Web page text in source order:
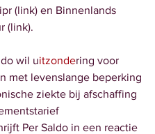
(link) en Binnenlands
(link).
wil uitzondering voor
met levenslange beperking
ziekte bij afschaffing
Per Saldo in een reactie